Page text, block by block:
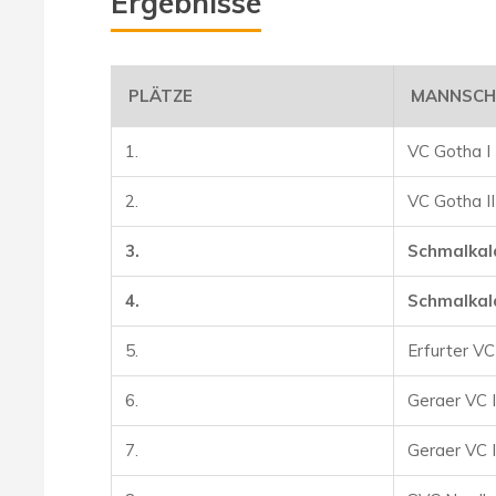
PLÄTZE
1. VC Gotha I
2. VC Gotha II
3.
4.
5. Erfurter
6. Geraer VC I
7. Geraer VC